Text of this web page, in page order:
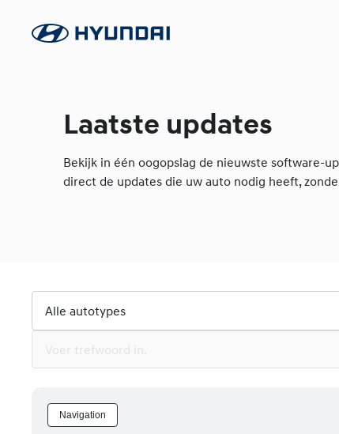
Laatste updates
Bekijk in één oogopslag de nieuwste software-
direct de updates die uw auto nodig heeft,
Alle autotypes
Navigation